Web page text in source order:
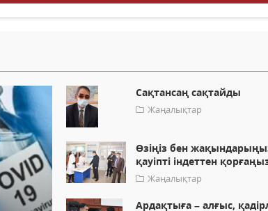
Сақтансаң сақтайды
Жаңалықтар
Өзіңіз бен
қауіпті індеттен
Жаңалықтар
Ардақтыға – алғыс,